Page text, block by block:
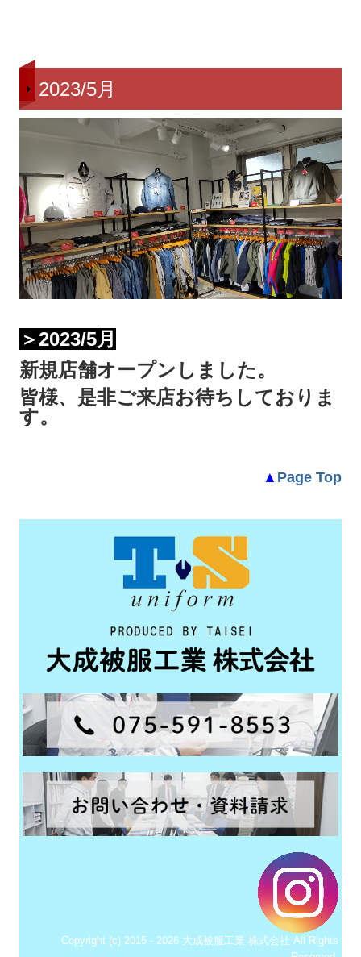
2023/5月
＞2023/5月
新規店舗オープンしました。
皆様、是非ご来店お待ちしておりま
す。
▲ Page Top
Copyright (c) 2015 - 2026 大成被服工業 株式会社 All Rights